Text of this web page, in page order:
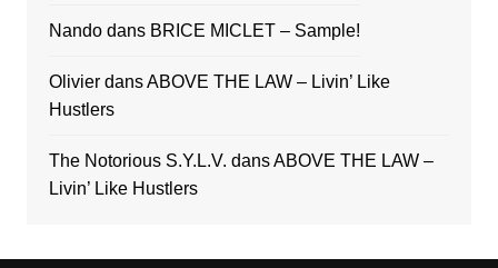
Nandodans BRICE MICLET – Sample!
OlivierdansABOVE THE LAW – Livin’ Like
Hustlers
The Notorious S.Y.L.V. dansABOVE THE LAW –
Livin’ Like Hustlers